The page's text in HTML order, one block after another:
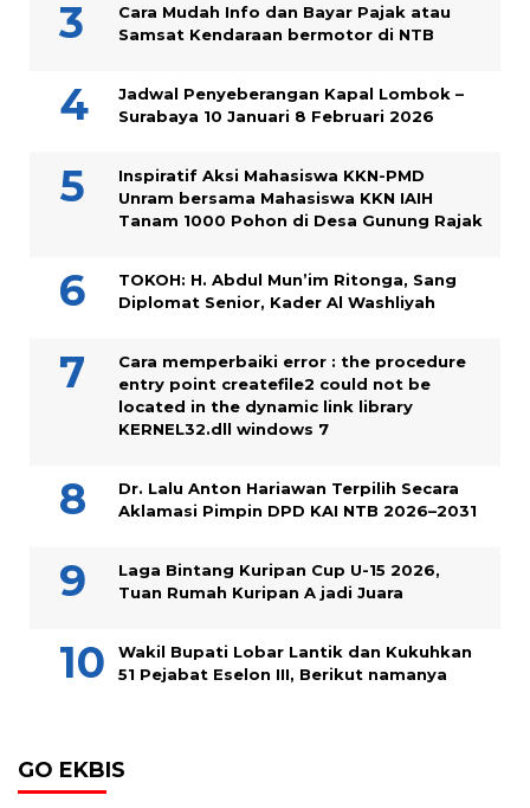
Cara Mudah Info dan Bayar Pajak atau
Samsat Kendaraan bermotor di NTB
Jadwal Penyeberangan Kapal Lombok –
Surabaya 10 Januari 8 Februari 2026
Inspiratif Aksi Mahasiswa KKN-PMD
Unram bersama Mahasiswa KKN IAIH
Tanam 1000 Pohon di Desa Gunung Rajak
TOKOH: H. Abdul Mun’im Ritonga, Sang
Diplomat Senior, Kader Al Washliyah
Cara memperbaiki error : the procedure
entry point createfile2 could not be
located in the dynamic link library
KERNEL32.dll windows 7
Dr. Lalu Anton Hariawan Terpilih Secara
Aklamasi Pimpin DPD KAI NTB 2026–2031
Laga Bintang Kuripan Cup U-15 2026,
Tuan Rumah Kuripan A jadi Juara
Wakil Bupati Lobar Lantik dan Kukuhkan
51 Pejabat Eselon III, Berikut namanya
GO EKBIS